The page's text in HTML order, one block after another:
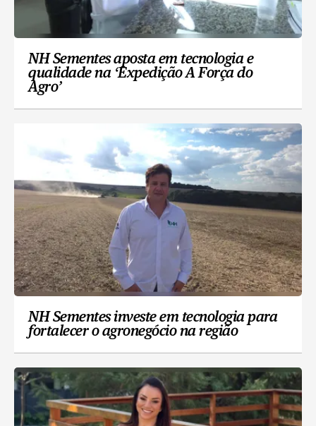
NH Sementes aposta em tecnologia e
qualidade na ‘Expedição A Força do
Agro’
NH Sementes investe em tecnologia para
fortalecer o agronegócio na região